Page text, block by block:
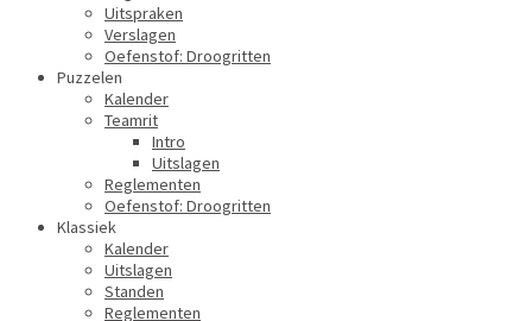
Uitspraken
Verslagen
Oefenstof: Droogritten
Puzzelen
Kalender
Teamrit
Intro
Uitslagen
Reglementen
Oefenstof: Droogritten
Klassiek
Kalender
Uitslagen
Standen
Reglementen